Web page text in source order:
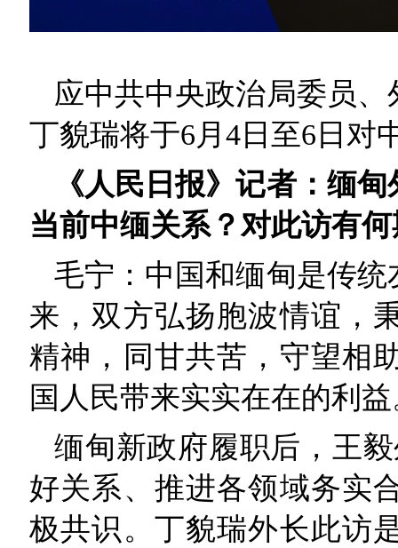
应中共中央政治局委员
丁貌瑞将于6月4日至6日对
《人民日报》记者：缅
当前中缅关系？对此访有
毛宁：中国和缅甸是传
来，双方弘扬胞波情谊，
精神，同甘共苦，守望相
国人民带来实实在在的利
缅甸新政府履职后，王
好关系、推进各领域务实
极共识。丁貌瑞外长此访